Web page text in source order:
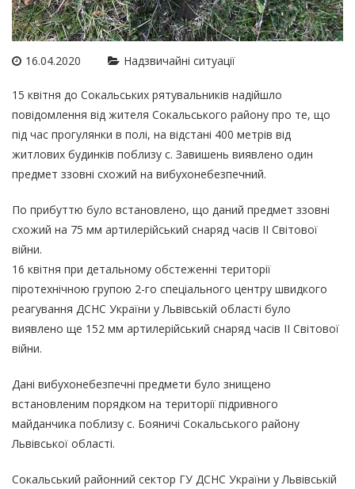
16.04.2020 Надзвичайні ситуації
15 квітня до Сокальських рятувальників надійшло
повідомлення від жителя Сокальського району про те, що
під час прогулянки в полі, на відстані 400 метрів від
житлових будинків поблизу с. Завишень виявлено один
предмет ззовні схожий на вибухонебезпечний.
По прибуттю було встановлено, що даний предмет ззовні
схожий на 75 мм артилерійський снаряд часів ІІ Світової
війни.
16 квітня при детальному обстеженні території
піротехнічною групою 2-го спеціального центру швидкого
реагування ДСНС України у Львівській області було
виявлено ще 152 мм артилерійський снаряд часів ІІ Світової
війни.
Дані вибухонебезпечні предмети було знищено
встановленим порядком на території підривного
майданчика поблизу с. Бояничі Сокальського району
Львівської області.
Сокальський районний сектор ГУ ДСНС України у Львівській